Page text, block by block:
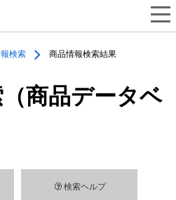
検索 商品情報検索結果
商品データベ
検索ヘルプ